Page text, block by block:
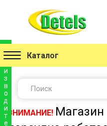
Каталог
ВНИМАНИЕ! Магазин
р
и
з
в
о
д
и
т
е